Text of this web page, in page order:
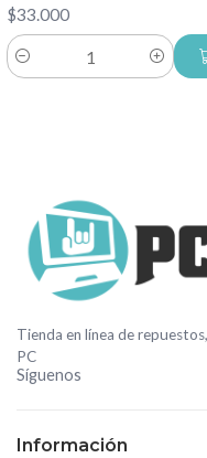
$33.000
Cantidad
Tienda en línea de
PC
Síguenos
Información